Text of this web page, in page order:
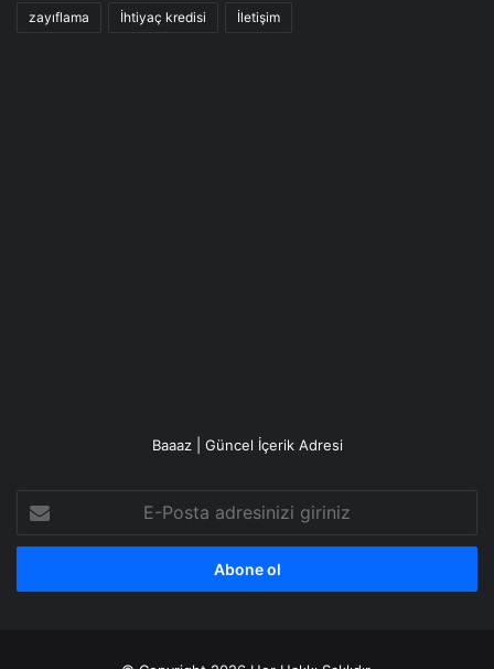
zayıflama İhtiyaç kredisi İletişim
Baaaz | Güncel İçerik Adresi
Posta
adresinizi